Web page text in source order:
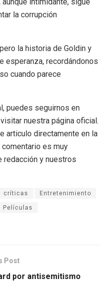
intimidante, sigue
la corrupción
la historia de Goldin y
esperanza, recordándonos
cuando parece
puedes seguirnos en
nuestra página oficial.
articulo directamente en la
es muy
redacción y nuestros
críticas Entretenimiento
Películas
Post
por antisemitismo